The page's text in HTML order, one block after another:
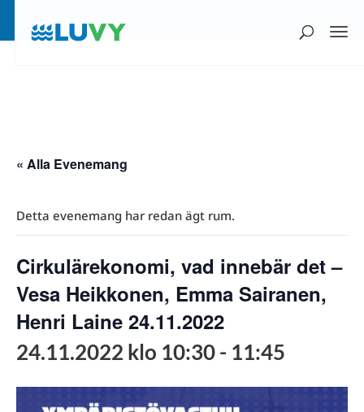
« Alla Evenemang
Detta evenemang har redan ägt rum.
Cirkulärekonomi, vad innebär det –
Vesa Heikkonen, Emma Sairanen,
Henri Laine 24.11.2022
24.11.2022 klo 10:30- 11:45